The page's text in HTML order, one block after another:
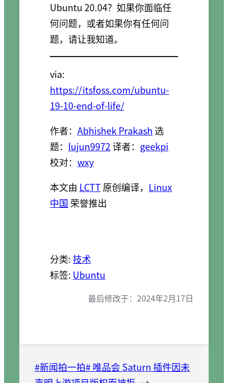
Ubuntu 20.04？如果你面临任
何问题，或者如果你有任何问
题，请让我知道。
via:
https://itsfoss.com/ubuntu-
19-10-end-of-life/
作者： Abhishek Prakash 选
题： lujun9972译者： geekpi
校对： wxy
本文由 LCTT原创编译， Linux
中国 荣誉推出
分类:技术
标签: Ubuntu
最后修改于： 2024年2月17日
#新闻拍一拍# 唯品会 Saturn 插件因未